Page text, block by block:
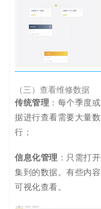
（三）查看维修数据
传统管理 ：每个季度
据进行查看需要大量
行；
信息化管理 ：只需打
集到的数据。有些内
可视化查看。